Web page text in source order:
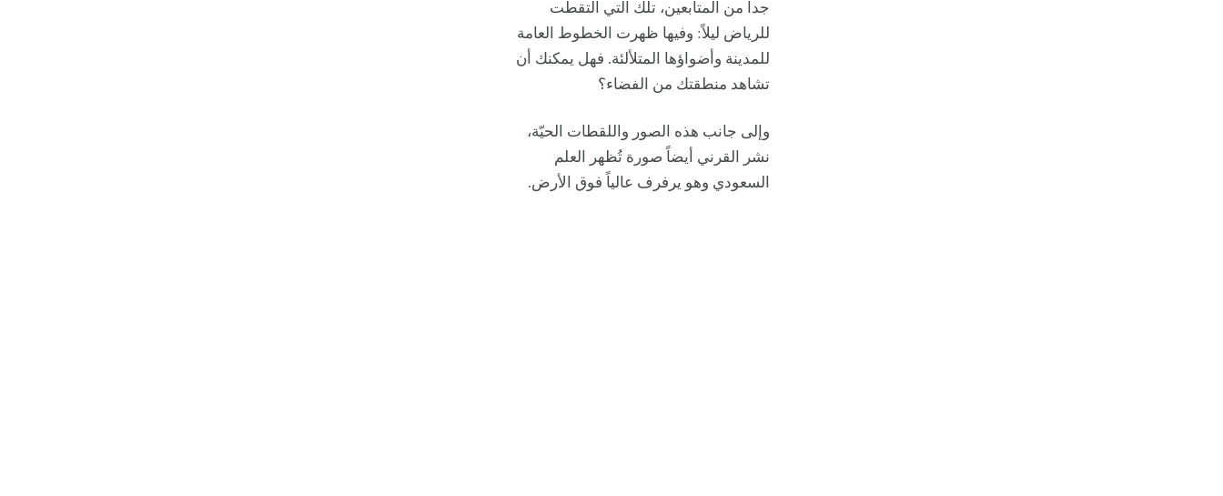
جداً من المتابعين، تلك التي التقطت
للرياض ليلاً: وفيها ظهرت الخطوط العامة
للمدينة وأضواؤها المتلألئة. فهل يمكنك أن
تشاهد منطقتك من الفضاء؟
وإلى جانب هذه الصور واللقطات الحيّة،
نشر القرني أيضاً صورة تُظهر العلم
السعودي وهو يرفرف عالياً فوق الأرض.